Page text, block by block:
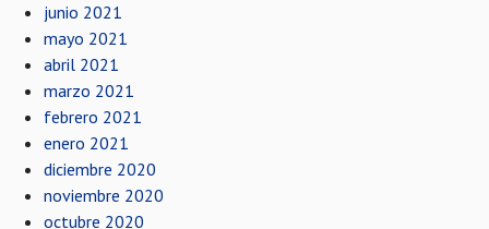
junio 2021
mayo 2021
abril 2021
marzo 2021
febrero 2021
enero 2021
diciembre 2020
noviembre 2020
octubre 2020